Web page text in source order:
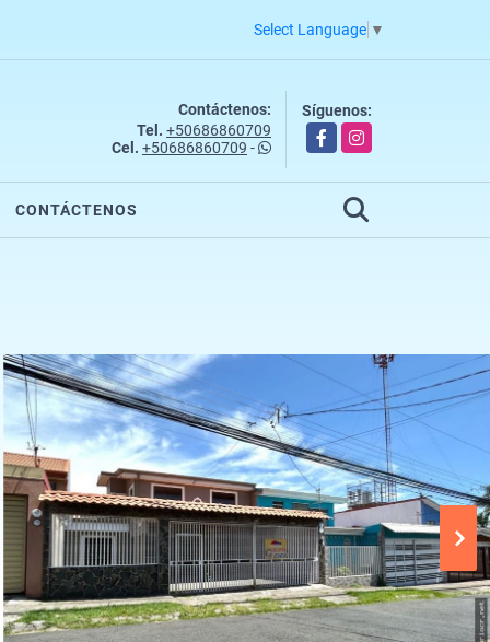
Select Language ▼
Contáctenos:
Tel. +50686860709
Cel. +50686860709 -
Síguenos:
FacebookInstagram
CONTÁCTENOS